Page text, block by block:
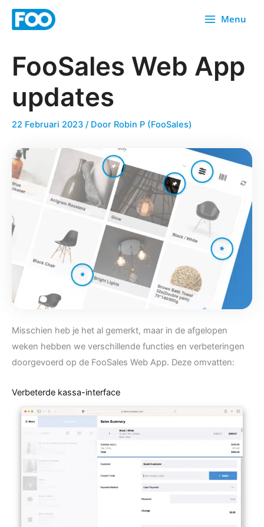
Overslaan
Menu
FooSales Web App
updates
22 Februari 2023 / Door Robin P (FooSales)
Misschien heb je het al gemerkt, maar in de afgelopen
weken hebben we verschillende functies en verbeteringen
doorgevoerd op de FooSales Web App. Deze omvatten:
Verbeterde kassa-interface